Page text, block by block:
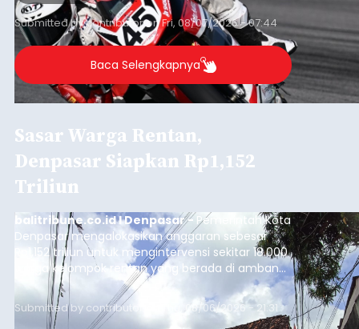
Submitted bycontributoronFri, 08/07/2026 - 07:44
Baca Selengkapnya
Sasar Warga Rentan,
Denpasar Siapkan Rp1,152
Triliun
balitribune.co.id I Denpasar - Pemerintah Kota
Denpasar mengalokasikan anggaran sebesar
Rp1,152 triliun untuk mengintervensi sekitar 18.000
warga kelompok rentan yang berada di ambang
garis kemiskinan. Langkah strategis ini diambil
guna menjaga masyarakat yang berada pada
kelompok desil 5 dan 6 tersebut agar tidak
Submitted by contributor Thu, 08/06/2026 - 21:31